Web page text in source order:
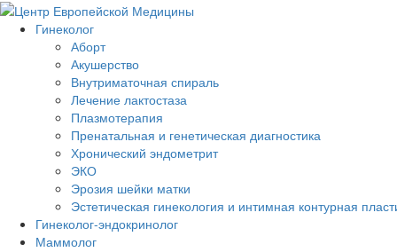
Гинеколог
Аборт
Акушерство
Внутриматочная спираль
Лечение лактостаза
Плазмотерапия
Пренатальная и генетическая диагностика
Хронический эндометрит
ЭКО
Эрозия шейки матки
Эстетическая гинекология и интимная контурная
Гинеколог-эндокринолог
Маммолог